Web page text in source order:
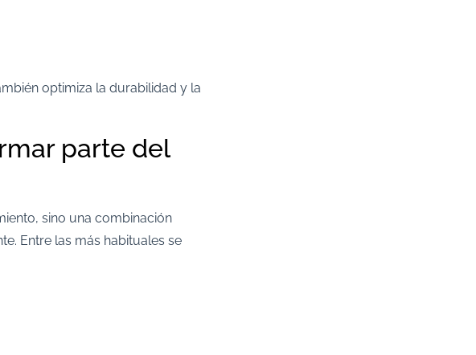
optimiza la durabilidad y la
parte del
sino una combinación
Entre las más habituales se